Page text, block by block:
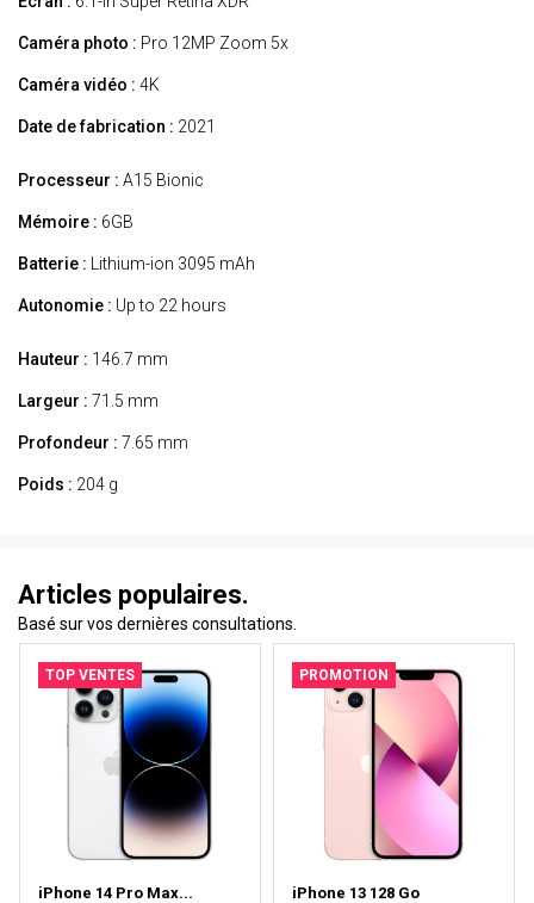
Caméra photo : Pro 12MP Zoom 5x
Caméra vidéo : 4K
Date de fabrication : 2021
Processeur : A15 Bionic
Mémoire : 6GB
Batterie : Lithium-ion 3095 mAh
Autonomie : Up to 22 hours
Hauteur : 146.7 mm
Largeur : 71.5 mm
Profondeur : 7.65 mm
Poids : 204 g
Articles populaires.
Basé sur vos dernières consultations.
TOP VENTES
iPhone 14 Pro Max...
PROMOTION
iPhone 13 128 Go